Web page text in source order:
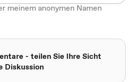
meinem anonymen Namen
- teilen Sie Ihre Sicht
Diskussion